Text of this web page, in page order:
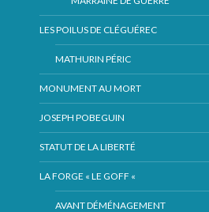
LES POILUS DE CLÉGUÉREC
MATHURIN PÉRIC
MONUMENT AU MORT
JOSEPH POBEGUIN
STATUT DE LA LIBERTÉ
LA FORGE « LE GOFF «
AVANT DÉMÉNAGEMENT